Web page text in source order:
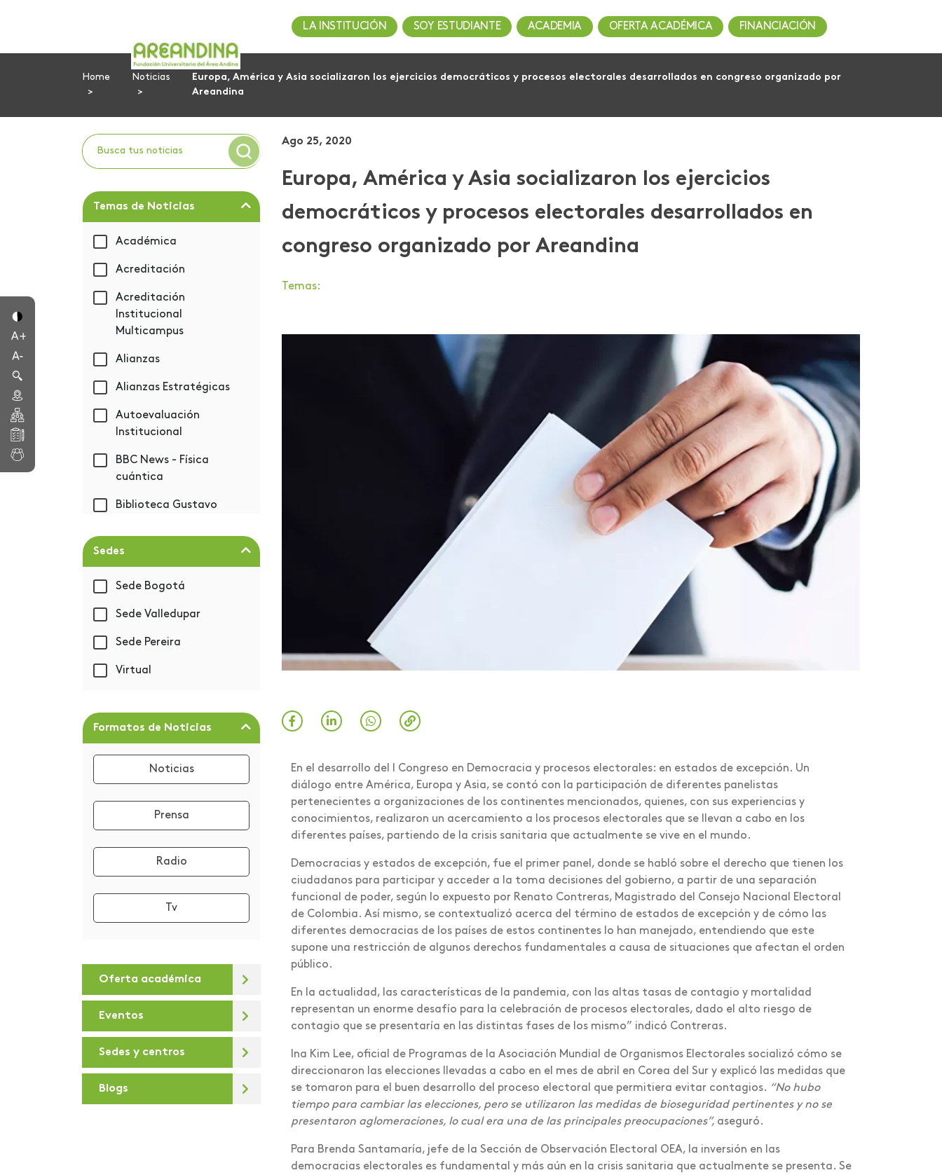
LA INSTITUCIÓN SOY ESTUDIANTE ACADEMIA OFERTA ACADÉMICA FINANCIACIÓN
Home Noticias
Europa, América y Asia socializaron los ejercicios democráticos y procesos electorales desarrollados en congreso organizado por
Areandina
Temas de Noticias
Académica
Acreditación
Acreditación
Institucional
Multicampus
Alianzas
Alianzas Estratégicas
Autoevaluación
Institucional
BBC News - Física
cuántica
Biblioteca Gustavo
Bienestar
Universitario
Place to Work
colombiana
Congreso
Convocatoria CIVA
De la U
Debates virtuales
Deportes
Día de la sostenibilidad
Diálogos para la
Sedes
Sede Bogotá
Sede Valledupar
Sede Pereira
Virtual
Formatos de Noticias
Noticias
Prensa
Radio
Tv
Oferta académica
Eventos
Sedes y centros
Blogs
Ago 25, 2020
Europa, América y Asia socializaron los ejercicios
democráticos y procesos electorales desarrollados en
congreso organizado por Areandina
Temas:
En el desarrollo del I Congreso en Democracia y procesos electorales: en estados de excepción. Un
diálogo entre América, Europa y Asia, se contó con la participación de diferentes panelistas
pertenecientes a organizaciones de los continentes mencionados, quienes, con sus experiencias y
conocimientos, realizaron un acercamiento a los procesos electorales que se llevan a cabo en los
diferentes países, partiendo de la crisis sanitaria que actualmente se vive en el mundo.
Democracias y estados de excepción, fue el primer panel, donde se habló sobre el derecho que tienen los
ciudadanos para participar y acceder a la toma decisiones del gobierno, a partir de una separación
funcional de poder, según lo expuesto por Renato Contreras, Magistrado del Consejo Nacional Electoral
de Colombia. Así mismo, se contextualizó acerca del término de estados de excepción y de cómo las
diferentes democracias de los países de estos continentes lo han manejado, entendiendo que este
supone una restricción de algunos derechos fundamentales a causa de situaciones que afectan el orden
público.
En la actualidad, las características de la pandemia, con las altas tasas de contagio y mortalidad
representan un enorme desafío para la celebración de procesos electorales, dado el alto riesgo de
contagio que se presentaría en las distintas fases de los mismo” indicó Contreras.
Ina Kim Lee, oficial de Programas de la Asociación Mundial de Organismos Electorales socializó cómo se
direccionaron las elecciones llevadas a cabo en el mes de abril en Corea del Sur y explicó las medidas que
se tomaron para el buen desarrollo del proceso electoral que permitiera evitar contagios. “No hubo
tiempo para cambiar las elecciones, pero se utilizaron las medidas de bioseguridad pertinentes y no se
presentaron aglomeraciones, lo cual era una de las principales preocupaciones”, aseguró.
Para Brenda Santamaría, jefe de la Sección de Observación Electoral OEA, la inversión en las
democracias electorales es fundamental y más aún en la crisis sanitaria que actualmente se presenta. Se